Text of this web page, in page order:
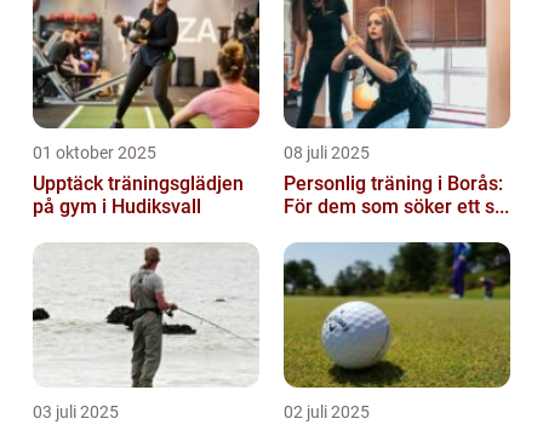
01 oktober 2025
Upptäck träningsglädjen
på gym i Hudiksvall
08 juli 2025
Personlig träning i Borås:
För dem som söker ett s...
03 juli 2025 02 juli 2025